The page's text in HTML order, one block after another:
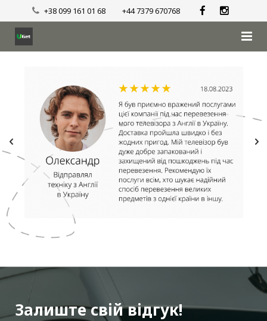
+38 099 161 01 68 +44 7379 670768
Перевезення
Доставка
Місця посадки/висадки
Відгуки
Блог
Залиште свій відгук!